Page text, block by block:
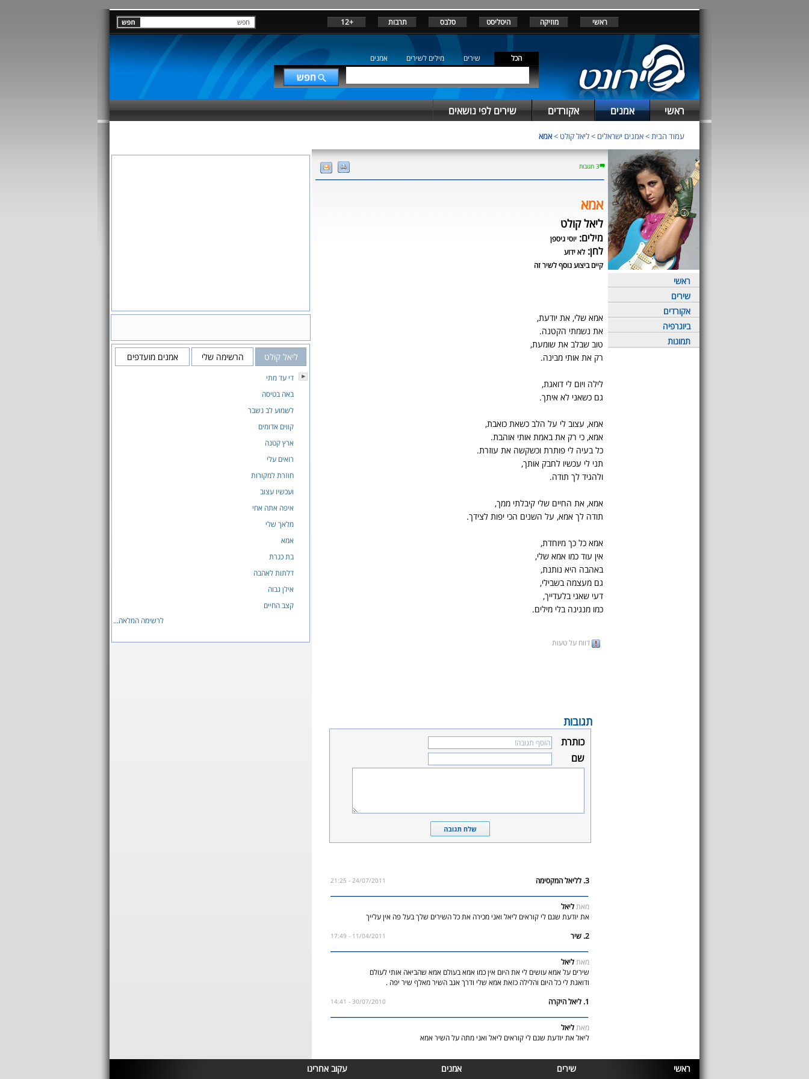
ראשי מוזיקה היטליסט סלבס תרבות +12
הכל שירים מילים לשירים אמנים
ראשי אמנים אקורדים שירים לפי נושאים
עמוד הבית>אמנים ישראלים >ליאל קולט >אמא
ראשי
שירים
אקורדים
ביוגרפיה
תמונות
3 תגובות
אמא
ליאל קולט
מילים: יוסי גיספן
לחן: לא ידוע
קיים ביצוע נוסף לשיר זה
אמא שלי, את יודעת,
את נשמתי הקטנה.
טוב שבלב את שומעת,
רק את אותי מבינה.
לילה ויום לי דואגת,
גם כשאני לא איתך.
אמא, עצוב לי על הלב כשאת כואבת,
אמא, כי רק את באמת אותי אוהבת.
כל בעיה לי פותרת וכשקשה את עוזרת.
תני לי עכשיו לחבק אותך,
ולהגיד לך תודה.
אמא, את החיים שלי קיבלתי ממך,
תודה לך אמא, על השנים הכי יפות לצידך.
אמא כל כך מיוחדת,
אין עוד כמו אמא שלי,
באהבה היא נותנת,
גם מעצמה בשבילי,
דעי שאני בלעדייך,
כמו מנגינה בלי מילים.
דווח על טעות
תגובות
כותרת
שם
3. לליאל המקסימה 24/07/2011 - 21:25
מאתליאל
את יודעת שגם לי קוראים ליאל ואני מכירה את כל השירים שלך בעל פה אין עלייך
2. שיר
11/04/2011 - 17:49
מאתליאל
שירים על אמא עושים לי את היום אין כמו אמא בעולם אמא שהביאה אותי לעולם
ודואגת לי כל היום והלילה כזאת אמא שלי ודרך אגב השיר מאלף שיר יפה .
1. ליאל היקרה
30/07/2010 - 14:41
מאתליאל
ליאל את יודעת שגם לי קוראים ליאל ואני מתה על השיר אמא
ליאל קולט הרשימה שלי אמנים מועדפים
די עד מתי
באה בטיסה
לשמוע לב נשבר
קווים אדומים
ארץ קטנה
רואים עלי
חוזרת למקורות
ועכשיו עצוב
איפה אתה אחי
מלאך שלי
אמא
בת כנרת
דלתות לאהבה
אילן גבוה
קצב החיים
לרשימה המלאה...
ראשי שירים אמנים עקוב אחרינו